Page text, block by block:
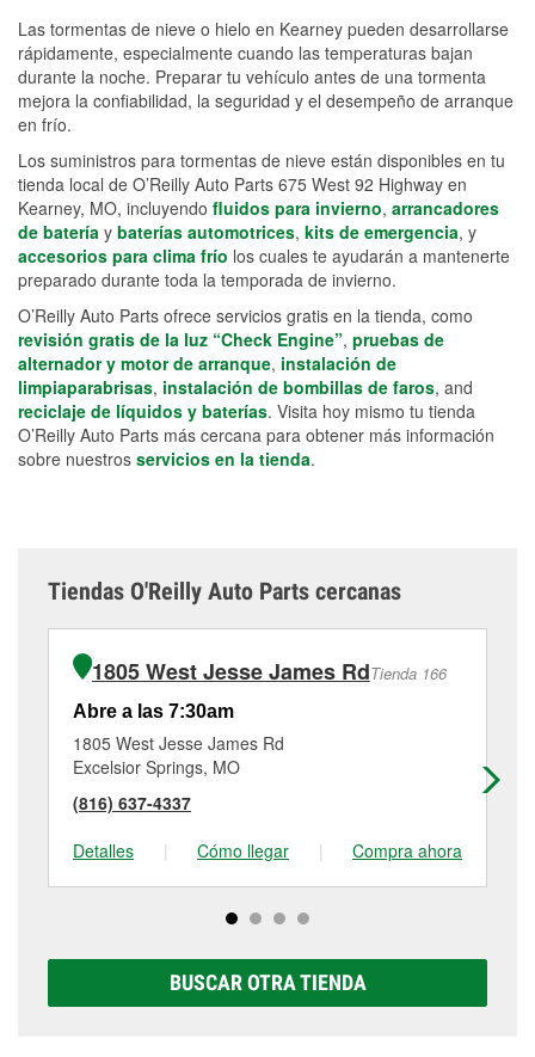
Las tormentas de nieve o hielo en Kearney pueden desarrollarse
rápidamente, especialmente cuando las temperaturas bajan
durante la noche. Preparar tu vehículo antes de una tormenta
mejora la confiabilidad, la seguridad y el desempeño de arranque
en frío.
Los suministros para tormentas de nieve están disponibles en tu
tienda local de O’Reilly Auto Parts 675 West 92 Highway en
Kearney, MO, incluyendo fluidos para invierno, arrancadores
de batería y baterías automotrices, kits de emergencia, y
accesorios para clima frío los cuales te ayudarán a mantenerte
preparado durante toda la temporada de invierno.
O’Reilly Auto Parts ofrece servicios gratis en la tienda, como
revisión gratis de la luz “Check Engine”, pruebas de
alternador y motor de arranque, instalación de
limpiaparabrisas, instalación de bombillas de faros, and
reciclaje de líquidos y baterías. Visita hoy mismo tu tienda
O’Reilly Auto Parts más cercana para obtener más información
sobre nuestros servicios en la tienda.
Tiendas O'Reilly Auto Parts cercanas
1805 West Jesse James RdTienda 166
Abre a las 7:30am
1805 West Jesse James Rd
Excelsior Springs, MO
(816) 637-4337
Detalles
| Cómo llegar | Compra ahora
BUSCAR OTRA TIENDA